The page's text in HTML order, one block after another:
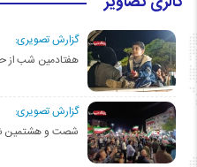
گزارش تصویری:
هفتادمین شب از
گزارش تصویری:
شصت و هشتمین